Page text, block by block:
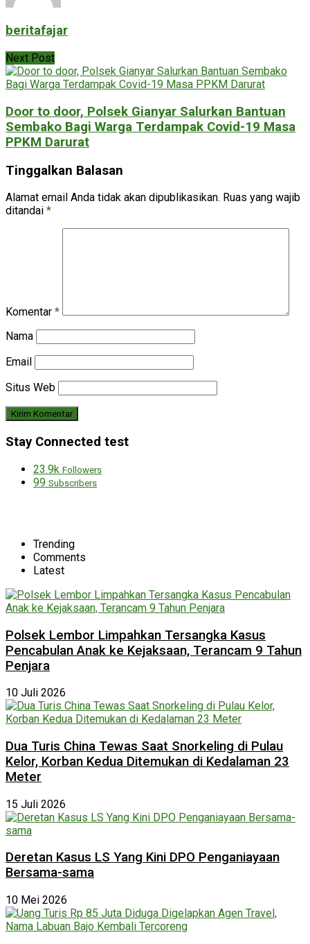
beritafajar
Next Post
Door to door, Polsek Gianyar Salurkan Bantuan
Sembako Bagi Warga Terdampak Covid-19 Masa
PPKM Darurat
Tinggalkan Balasan
Alamat email Anda tidak akan dipublikasikan. Ruas yang wajib
ditandai *
Komentar *
Nama
Email
Situs Web
Stay Connected test
23.9k Followers
99 Subscribers
Trending
Comments
Latest
Polsek Lembor Limpahkan Tersangka Kasus
Pencabulan Anak ke Kejaksaan, Terancam 9 Tahun
Penjara
10 Juli 2026
Dua Turis China Tewas Saat Snorkeling di Pulau
Kelor, Korban Kedua Ditemukan di Kedalaman 23
Meter
15 Juli 2026
Deretan Kasus LS Yang Kini DPO Penganiayaan
Bersama-sama
10 Mei 2026